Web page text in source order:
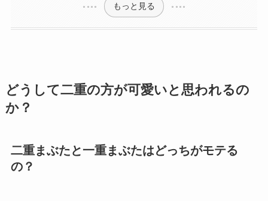
もっと見る
どうして二重の方が可愛いと思われるの
か？
二重まぶたと一重まぶたはどっちがモテる
の？